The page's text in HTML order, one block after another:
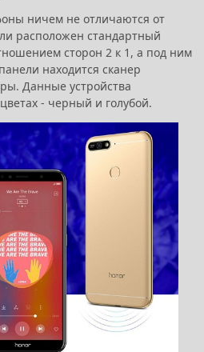
ничем не отличаются от
расположен стандартный
сторон 2 к 1, а под ним
находится сканер
Данные устройства
- черный и голубой.